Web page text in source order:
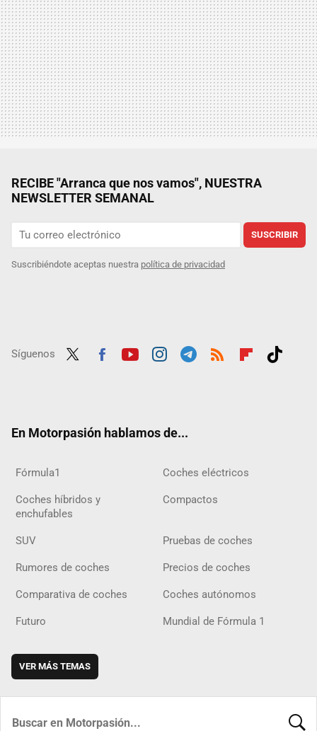
RECIBE "Arranca que nos vamos", NUESTRA
NEWSLETTER SEMANAL
SUSCRIBIR
Suscribiéndote aceptas nuestra política de privacidad
Síguenos
En Motorpasión hablamos de...
Fórmula1 Coches eléctricos
Coches híbridos y
enchufables
Compactos
SUV Pruebas de coches
Rumores de coches Precios de coches
Comparativa de coches Coches autónomos
Futuro Mundial de Fórmula 1
VER MÁS TEMAS